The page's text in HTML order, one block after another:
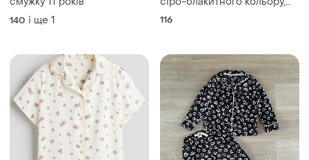
140 і ще 1
сорочка та штани, розміри
116